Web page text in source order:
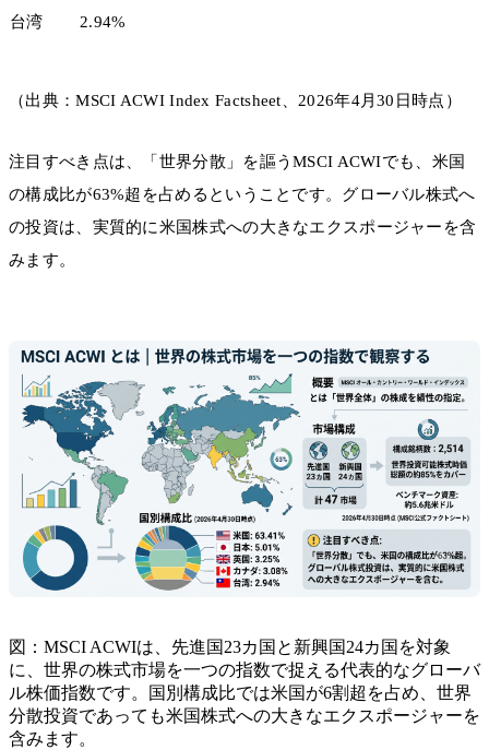
台湾 2.94%
（出典：MSCI ACWI Index Factsheet、2026年4月30日時点）
注目すべき点は、「世界分散」を謳うMSCI ACWIでも、米国
の構成比が63%超を占めるということです。グローバル株式へ
の投資は、実質的に米国株式への大きなエクスポージャーを含
みます。
図：MSCI ACWIは、先進国23カ国と新興国24カ国を対象
に、世界の株式市場を一つの指数で捉える代表的なグローバ
ル株価指数です。国別構成比では米国が6割超を占め、世界
分散投資であっても米国株式への大きなエクスポージャーを
含みます。